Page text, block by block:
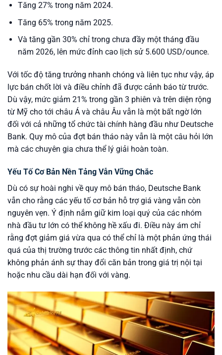
Tăng 27% trong năm 2024.
Tăng 65% trong năm 2025.
Và tăng gần 30% chỉ trong chưa đầy một tháng đầu
năm 2026, lên mức đỉnh cao lịch sử 5.600 USD/ounce.
Với tốc độ tăng trưởng nhanh chóng và liên tục như vậy, áp
lực bán chốt lời và điều chỉnh đã được cảnh báo từ trước.
Dù vậy, mức giảm 21% trong gần 3 phiên và trên diện rộng
từ Mỹ cho tới châu Á và châu Âu vẫn là một bất ngờ lớn
đối với cả những tổ chức tài chính hàng đầu như Deutsche
Bank. Quy mô của đợt bán tháo này vẫn là một câu hỏi lớn
mà các chuyên gia chưa thể lý giải hoàn toàn.
Yếu Tố Cơ Bản Nền Tảng Vẫn Vững Chắc
Dù có sự hoài nghi về quy mô bán tháo, Deutsche Bank
vẫn cho rằng các yếu tố cơ bản hỗ trợ giá vàng vẫn còn
nguyên vẹn. Ý định nắm giữ kim loại quý của các nhóm
nhà đầu tư lớn có thể không hề xấu đi. Điều này ám chỉ
rằng đợt giảm giá vừa qua có thể chỉ là một phản ứng thái
quá của thị trường trước các thông tin nhất định, chứ
không phản ánh sự thay đổi căn bản trong giá trị nội tại
hoặc nhu cầu dài hạn đối với vàng.